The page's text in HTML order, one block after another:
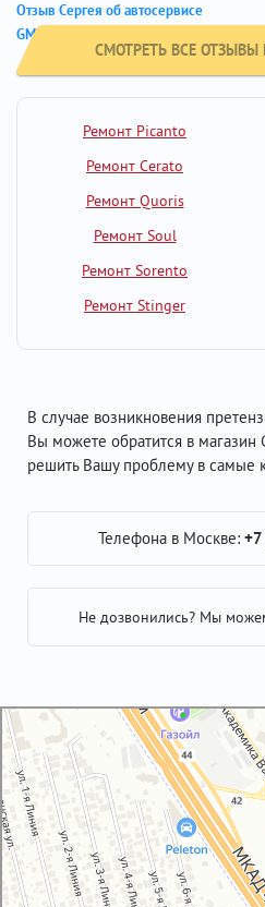
Отзыв Сергея об автосервисе
GM-City - Хендай Элантра
СМОТРЕТЬ ВСЕ
Ремонт Picanto
Ремонт Cerato
Ремонт Quoris
Ремонт Soul
Ремонт Sorento
Ремонт Stinger
В случае возникновения
Вы можете обратится в магазин
решить Вашу проблему в самые
Телефона в Москве:
Не дозвонились? Мы
GM-City&VAG-Repair
Автосервис, автотехцентр в Москве
Магазин автозапчастей и автотоваров в